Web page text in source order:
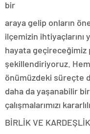
bir
araya gelip onların
ilçemizin
hayata geçireceğimiz
şekillendiriyoruz.
önümüzdeki süreçte
daha da yaşanabilir
çalışmalarımızı
BİRLİK VE